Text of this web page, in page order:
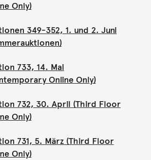
Only)
349-352, 1. und 2. Juni
733, 14. Mai
Online Only)
732, 30. April (Third Floor
Only)
731, 5. März (Third Floor
Only)